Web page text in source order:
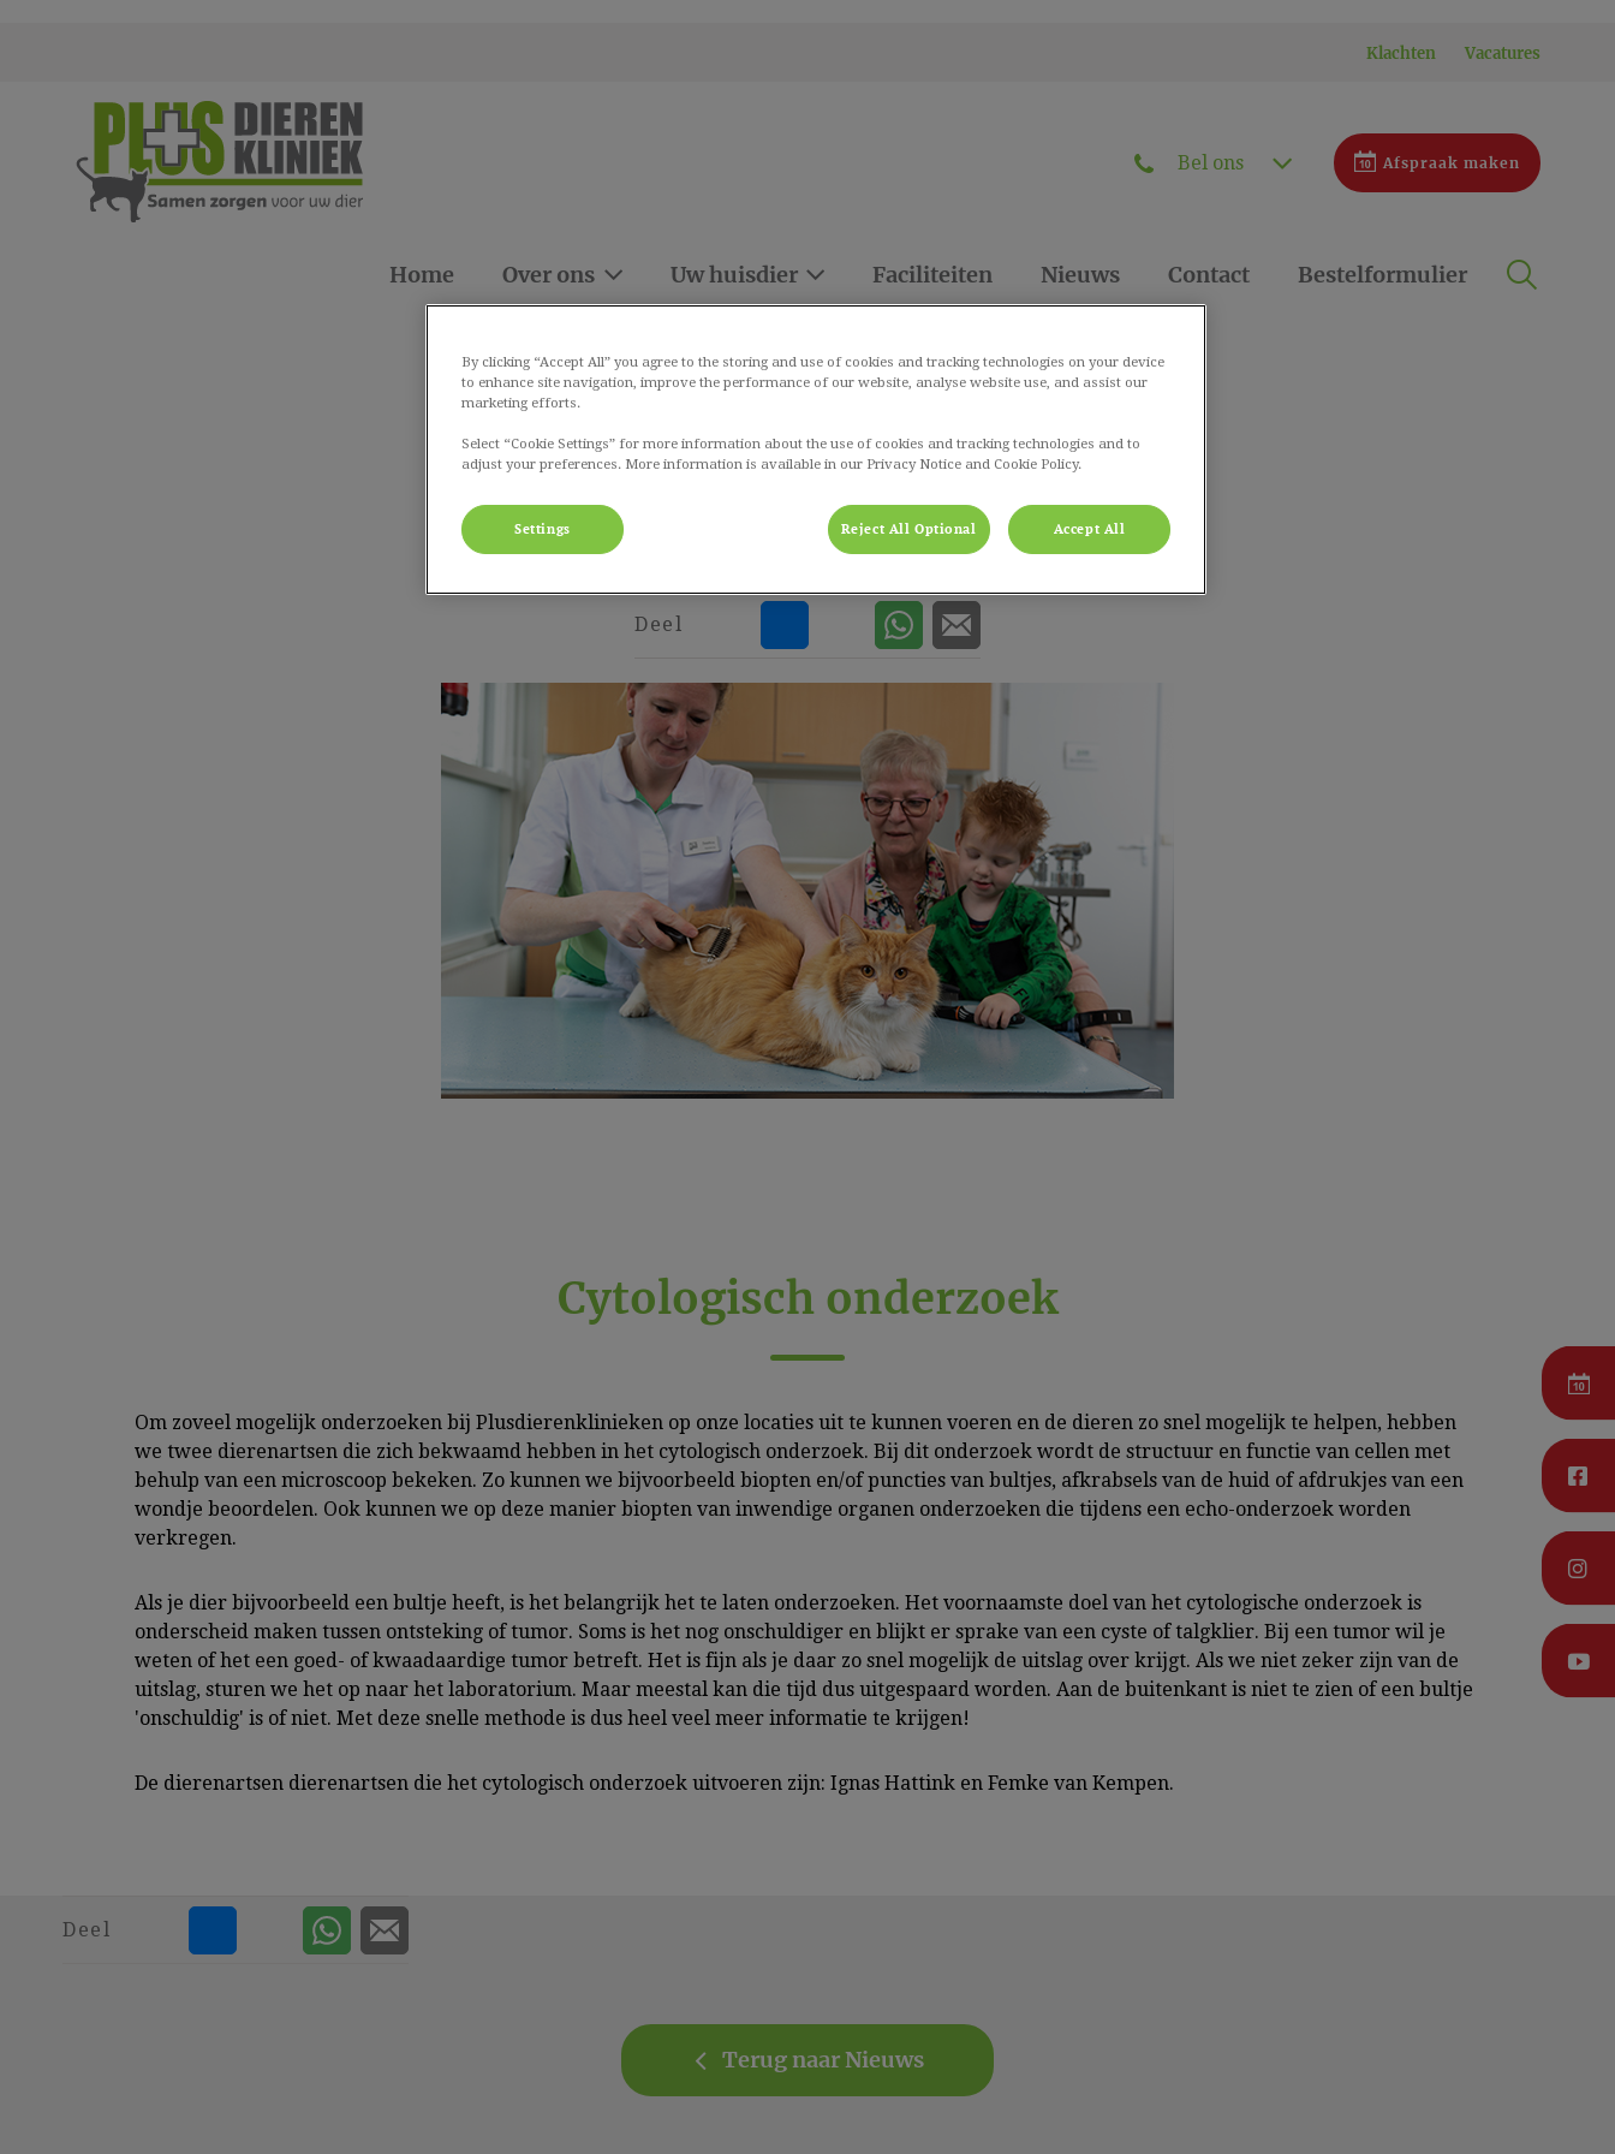
Klachten Vacatures
Homepage Plus Dierenklinieken Bel ons Afspraak maken
Home Over ons Uw huisdier Faciliteiten Nieuws Contact Bestelformulier
Cytologisch onderzoek
nov 29 2018, 10:11
Deel
Cytologisch onderzoek
Om zoveel mogelijk onderzoeken bij Plusdierenklinieken op onze locaties uit te kunnen voeren en de dieren zo snel mogelijk te helpen, hebben
we twee dierenartsen die zich bekwaamd hebben in het cytologisch onderzoek. Bij dit onderzoek wordt de structuur en functie van cellen met
behulp van een microscoop bekeken. Zo kunnen we bijvoorbeeld biopten en/of puncties van bultjes, afkrabsels van de huid of afdrukjes van een
wondje beoordelen. Ook kunnen we op deze manier biopten van inwendige organen onderzoeken die tijdens een echo-onderzoek worden
verkregen.
Als je dier bijvoorbeeld een bultje heeft, is het belangrijk het te laten onderzoeken. Het voornaamste doel van het cytologische onderzoek is
onderscheid maken tussen ontsteking of tumor. Soms is het nog onschuldiger en blijkt er sprake van een cyste of talgklier. Bij een tumor wil je
weten of het een goed- of kwaadaardige tumor betreft. Het is fijn als je daar zo snel mogelijk de uitslag over krijgt. Als we niet zeker zijn van de
uitslag, sturen we het op naar het laboratorium. Maar meestal kan die tijd dus uitgespaard worden. Aan de buitenkant is niet te zien of een bultje
'onschuldig' is of niet. Met deze snelle methode is dus heel veel meer informatie te krijgen!
De dierenartsen dierenartsen die het cytologisch onderzoek uitvoeren zijn: Ignas Hattink en Femke van Kempen.
Deel
Terug naar Nieuws
By clicking “Accept All” you agree to the storing and use of cookies and tracking technologies on your device
to enhance site navigation, improve the performance of our website, analyse website use, and assist our
marketing efforts.
Select “Cookie Settings” for more information about the use of cookies and tracking technologies and to
adjust your preferences. More information is available in our Privacy Notice and Cookie Policy.
Settings Reject All Optional Accept All